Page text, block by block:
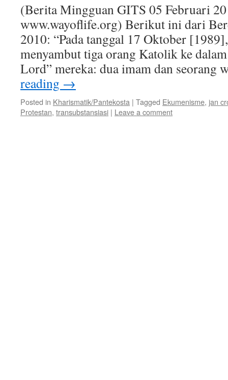
(Berita Mingguan GITS 05 Februari
www.wayoflife.org) Berikut ini dari
2010: “Pada tanggal 17 Oktober
menyambut tiga orang Katolik ke
Lord” mereka: dua imam dan
reading →
Posted in Kharismatik/Pantekosta | Tagged Ekumenisme, jan
Protestan, transubstansiasi | Leave a comment